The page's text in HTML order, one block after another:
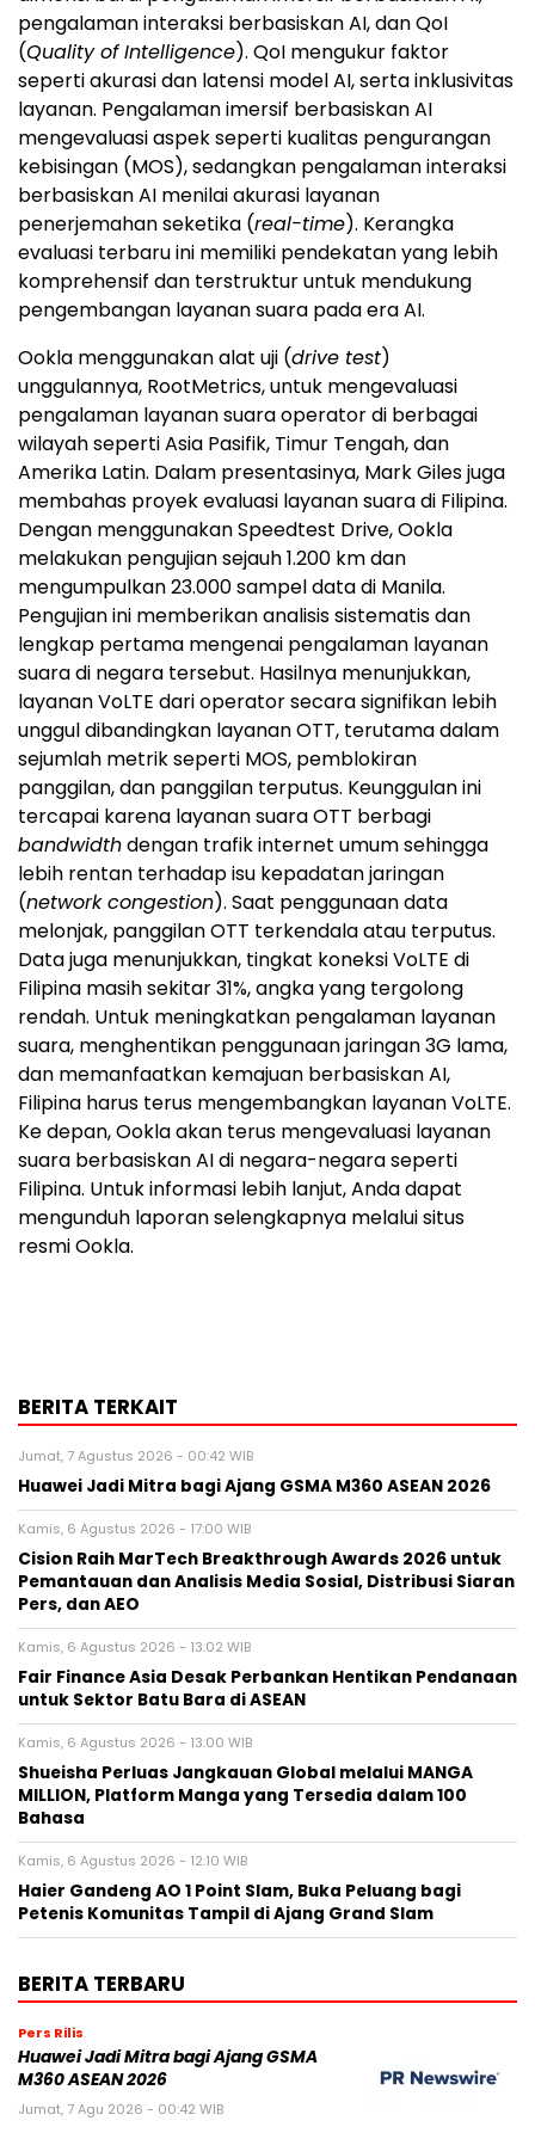
pengalaman interaksi berbasiskan AI, dan QoI
(Quality of Intelligence). QoI mengukur faktor
seperti akurasi dan latensi model AI, serta inklusivitas
layanan. Pengalaman imersif berbasiskan AI
mengevaluasi aspek seperti kualitas pengurangan
kebisingan (MOS), sedangkan pengalaman interaksi
berbasiskan AI menilai akurasi layanan
penerjemahan seketika (real-time). Kerangka
evaluasi terbaru ini memiliki pendekatan yang lebih
komprehensif dan terstruktur untuk mendukung
pengembangan layanan suara pada era AI.
Ookla menggunakan alat uji (drive test)
unggulannya, RootMetrics, untuk mengevaluasi
pengalaman layanan suara operator di berbagai
wilayah seperti Asia Pasifik, Timur Tengah, dan
Amerika Latin. Dalam presentasinya, Mark Giles juga
membahas proyek evaluasi layanan suara di Filipina.
Dengan menggunakan Speedtest Drive, Ookla
melakukan pengujian sejauh 1.200 km dan
mengumpulkan 23.000 sampel data di Manila.
Pengujian ini memberikan analisis sistematis dan
lengkap pertama mengenai pengalaman layanan
suara di negara tersebut. Hasilnya menunjukkan,
layanan VoLTE dari operator secara signifikan lebih
unggul dibandingkan layanan OTT, terutama dalam
sejumlah metrik seperti MOS, pemblokiran
panggilan, dan panggilan terputus. Keunggulan ini
tercapai karena layanan suara OTT berbagi
bandwidthdengan trafik internet umum sehingga
lebih rentan terhadap isu kepadatan jaringan
(network congestion). Saat penggunaan data
melonjak, panggilan OTT terkendala atau terputus.
Data juga menunjukkan, tingkat koneksi VoLTE di
Filipina masih sekitar 31%, angka yang tergolong
rendah. Untuk meningkatkan pengalaman layanan
suara, menghentikan penggunaan jaringan 3G lama,
dan memanfaatkan kemajuan berbasiskan AI,
Filipina harus terus mengembangkan layanan VoLTE.
Ke depan, Ookla akan terus mengevaluasi layanan
suara berbasiskan AI di negara-negara seperti
Filipina. Untuk informasi lebih lanjut, Anda dapat
mengunduh laporan selengkapnya melalui situs
resmi Ookla.
BERITA TERKAIT
Jumat, 7 Agustus 2026 - 00:42 WIB
Huawei Jadi Mitra bagi Ajang GSMA M360 ASEAN 2026
Kamis, 6 Agustus 2026 - 17:00 WIB
Cision Raih MarTech Breakthrough Awards 2026 untuk
Pemantauan dan Analisis Media Sosial, Distribusi Siaran
Pers, dan AEO
Kamis, 6 Agustus 2026 - 13:02 WIB
Fair Finance Asia Desak Perbankan Hentikan Pendanaan
untuk Sektor Batu Bara di ASEAN
Kamis, 6 Agustus 2026 - 13:00 WIB
Shueisha Perluas Jangkauan Global melalui MANGA
MILLION, Platform Manga yang Tersedia dalam 100
Bahasa
Kamis, 6 Agustus 2026 - 12:10 WIB
Haier Gandeng AO 1 Point Slam, Buka Peluang bagi
Petenis Komunitas Tampil di Ajang Grand Slam
BERITA TERBARU
Pers Rilis
Huawei Jadi Mitra bagi Ajang GSMA
M360 ASEAN 2026
Jumat, 7 Agu 2026 - 00:42 WIB